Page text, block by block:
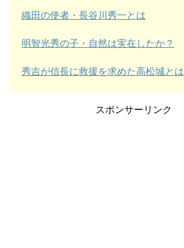
織田の使者・長谷川秀一とは
明智光秀の子・自然は実在したか？
秀吉が信長に救援を求めた高松城とは
スポンサーリンク